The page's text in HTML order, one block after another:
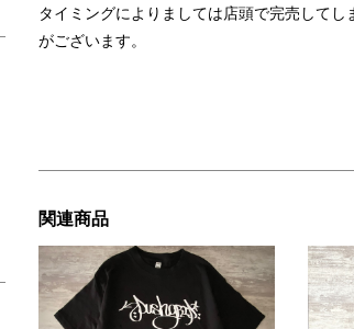
タイミングによりましては店頭で完売してし
がございます。
関連商品